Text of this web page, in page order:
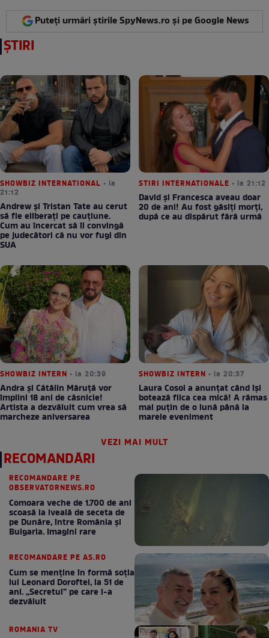
Puteți urmări știrile SpyNews.ro și pe Google News
ȘTIRI
SHOWBIZ INTERNATIONAL • la
21:12
Andrew și Tristan Tate au cerut
să fie eliberați pe cauțiune.
Cum au încercat să îi convingă
pe judecători că nu vor fugi din
SUA
STIRI INTERNATIONALE • la 21:12
David și Francesca aveau doar
20 de ani! Au fost găsiți morți,
după ce au dispărut fără urmă
SHOWBIZ INTERN • la 20:39
Andra și Cătălin Măruță vor
împlini 18 ani de căsnicie!
Artista a dezvăluit cum vrea să
marcheze aniversarea
SHOWBIZ INTERN • la 20:37
Laura Cosoi a anunțat când își
botează fiica cea mică! A rămas
mai puțin de o lună până la
marele eveniment
VEZI MAI MULT
RECOMANDĂRI
RECOMANDARE PE
OBSERVATORNEWS.RO
Comoara veche de 1.700 de ani
scoasă la iveală de seceta de
pe Dunăre, între România şi
Bulgaria. Imagini rare
RECOMANDARE PE AS.RO
Cum se menţine în formă soţia
lui Leonard Doroftei, la 51 de
ani. „Secretul” pe care l-a
dezvăluit
ROMANIA TV